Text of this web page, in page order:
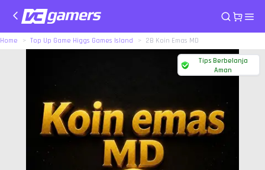
Home Top Up Game Higgs Games Island 2B Koin Emas MD
Tips Berbelanja
Aman